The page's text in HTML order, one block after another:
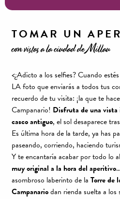
TOMAR UN
con vistas a la ciudad de Millau
<¿Adicto a los selfies? Cuando
LA foto que enviarás a todos tus
recuerdo de tu visita: ¡la que te
Campanario! Disfruta de una
casco antiguo, el sol desaparece
Es última hora de la tarde, ya has
paseando, corriendo, haciendo
Y te encantaría acabar por todo lo
muy original a la hora del aperitivo
asombroso laberinto de la Torre de
Campanariodan rienda suelta a